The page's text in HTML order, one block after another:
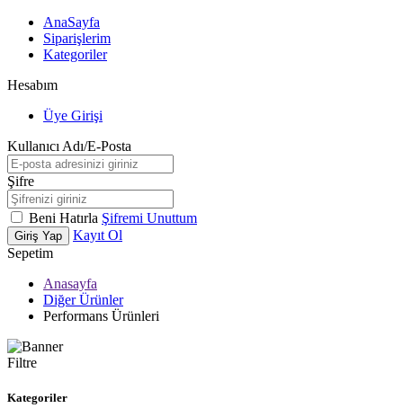
AnaSayfa
Siparişlerim
Kategoriler
Hesabım
Üye Girişi
Kullanıcı Adı/E-Posta
Şifre
Beni Hatırla Şifremi Unuttum
Giriş Yap
Kayıt Ol
Sepetim
Anasayfa
Diğer Ürünler
Performans Ürünleri
Filtre
Kategoriler